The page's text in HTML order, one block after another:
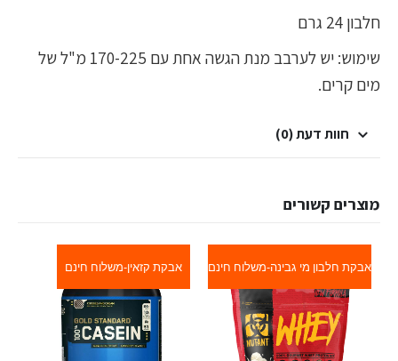
חלבון 24 גרם
שימוש: יש לערבב מנת הגשה אחת עם 170-225 מ"ל של
מים קרים.
חוות דעת (0)
מוצרים קשורים
אבקת חלבון מי גבינה-משלוח חינם אבקת קזאין-משלוח חינם